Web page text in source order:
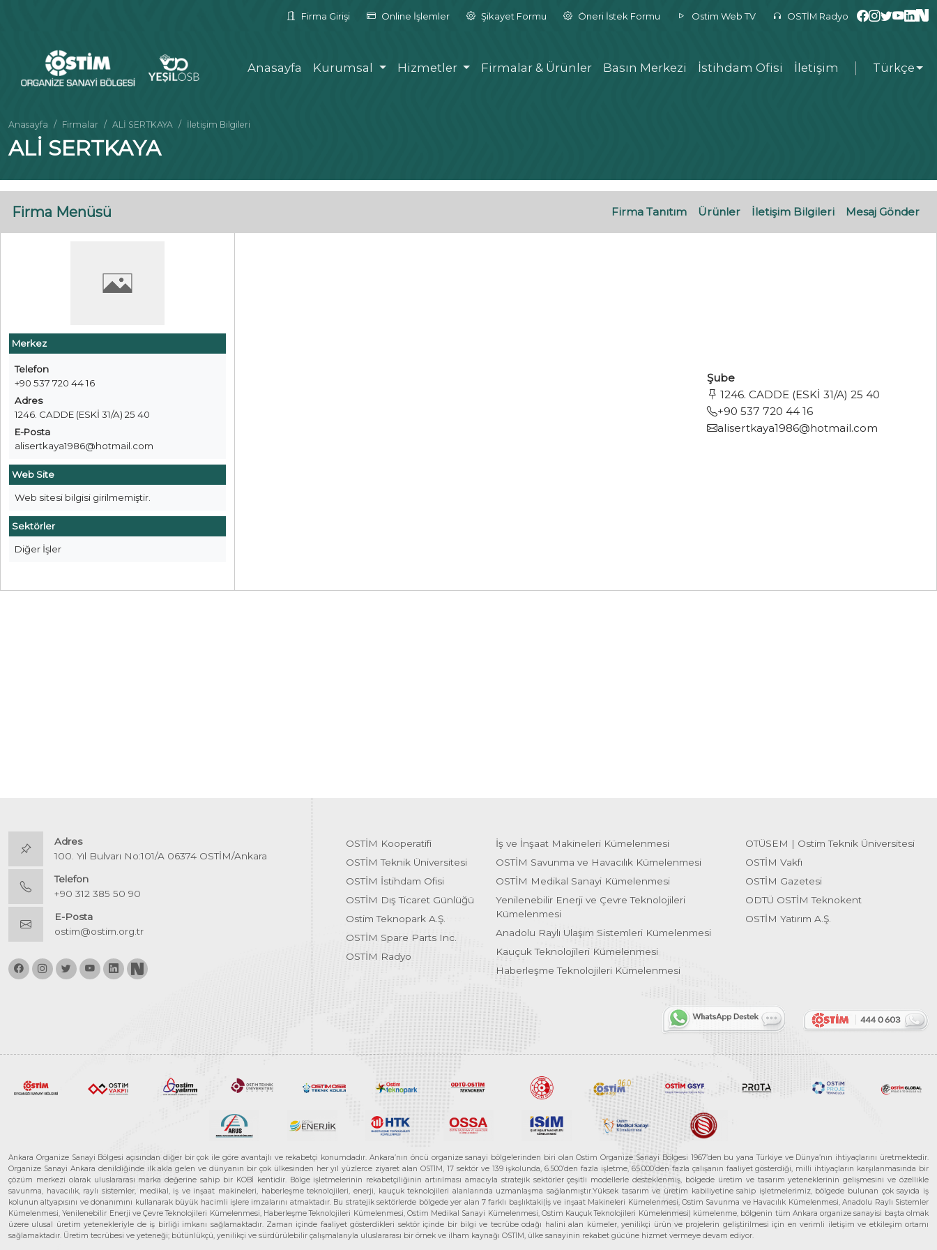
Firma Girişi Online İşlemler Şikayet Formu Öneri İstek Formu Ostim Web TV OSTİM Radyo
Anasayfa Kurumsal Hizmetler Firmalar & Ürünler Basın Merkezi İstihdam Ofisi İletişim Türkçe
Anasayfa Firmalar ALİ SERTKAYA İletişim Bilgileri
ALİ SERTKAYA
Firma Menüsü Firma Tanıtım Ürünler İletişim Bilgileri Mesaj Gönder
Merkez
Telefon
+90 537 720 44 16
Adres
1246. CADDE (ESKİ 31/A) 25 40
E-Posta
alisertkaya1986@hotmail.com
Web Site
Web sitesi bilgisi girilmemiştir.
Sektörler
Diğer İşler
Şube
1246. CADDE (ESKİ 31/A) 25 40
+90 537 720 44 16
alisertkaya1986@hotmail.com
Adres
100. Yıl Bulvarı No:101/A 06374 OSTİM/Ankara
Telefon
+90 312 385 50 90
E-Posta
ostim@ostim.org.tr
OSTİM Kooperatifi
OSTİM Teknik Üniversitesi
OSTİM İstihdam Ofisi
OSTİM Dış Ticaret Günlüğü
Ostim Teknopark A.Ş.
OSTİM Spare Parts Inc.
OSTİM Radyo
İş ve İnşaat Makineleri Kümelenmesi
OSTİM Savunma ve Havacılık Kümelenmesi
OSTİM Medikal Sanayi Kümelenmesi
Yenilenebilir Enerji ve Çevre Teknolojileri
Kümelenmesi
Anadolu Raylı Ulaşım Sistemleri Kümelenmesi
Kauçuk Teknolojileri Kümelenmesi
Haberleşme Teknolojileri Kümelenmesi
OTÜSEM | Ostim Teknik Üniversitesi
OSTİM Vakfı
OSTİM Gazetesi
ODTÜ OSTİM Teknokent
OSTİM Yatırım A.Ş.
Ankara Organize Sanayi Bölgesi açısından diğer bir çok ile göre avantajlı ve rekabetçi konumdadır. Ankara’nın öncü organize sanayi bölgelerinden biri olan Ostim Organize Sanayi Bölgesi 1967’den bu yana Türkiye ve Dünya’nın ihtiyaçlarını üretmektedir.
Organize Sanayi Ankara denildiğinde ilk akla gelen ve dünyanın bir çok ülkesinden her yıl yüzlerce ziyaret alan OSTİM, 17 sektör ve 139 işkolunda, 6.500’den fazla işletme, 65.000’den fazla çalışanın faaliyet gösterdiği, milli ihtiyaçların karşılanmasında bir
çözüm merkezi olarak uluslararası marka değerine sahip bir KOBİ kentidir. Bölge işletmelerinin rekabetçiliğinin artırılması amacıyla stratejik sektörler çeşitli modellerle desteklenmiş, bölgede üretim ve tasarım yeteneklerinin gelişmesini ve özellikle
savunma, havacılık, raylı sistemler, medikal, iş ve inşaat makineleri, haberleşme teknolojileri, enerji, kauçuk teknolojileri alanlarında uzmanlaşma sağlanmıştır.Yüksek tasarım ve üretim kabiliyetine sahip işletmelerimiz, bölgede bulunan çok sayıda iş
kolunun altyapısını ve donanımını kullanarak büyük hacimli işlere imzalarını atmaktadır. Bu stratejik sektörlerde bölgede yer alan 7 farklı başlıktaki(İş ve inşaat Makineleri Kümelenmesi, Ostim Savunma ve Havacılık Kümelenmesi, Anadolu Raylı Sistemler
Kümelenmesi, Yenilenebilir Enerji ve Çevre Teknolojileri Kümelenmesi, Haberleşme Teknolojileri Kümelenmesi, Ostim Medikal Sanayi Kümelenmesi, Ostim Kauçuk Teknolojileri Kümelenmesi) kümelenme, bölgenin tüm Ankara organize sanayisi başta olmak
üzere ulusal üretim yetenekleriyle de iş birliği imkanı sağlamaktadır. Zaman içinde faaliyet gösterdikleri sektör içinde bir bilgi ve tecrübe odağı halini alan kümeler, yenilikçi ürün ve projelerin geliştirilmesi için en verimli iletişim ve etkileşim ortamı
sağlamaktadır. Üretim tecrübesi ve yeteneği; bütünlükçü, yenilikçi ve sürdürülebilir çalışmalarıyla uluslararası bir örnek ve ilham kaynağı OSTİM, ülke sanayinin rekabet gücüne hizmet vermeye devam ediyor.